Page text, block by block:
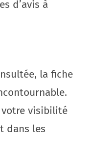
d’avis à
la fiche
visibilité
dans les